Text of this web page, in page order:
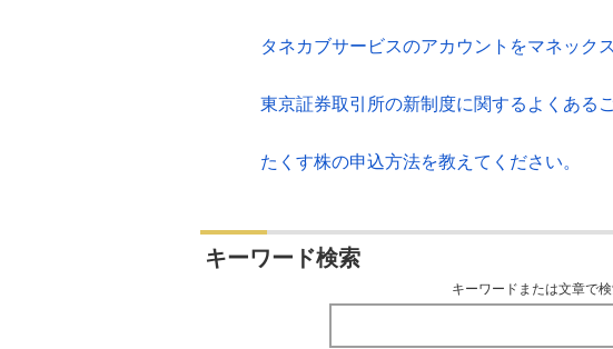
タネカブサービスのアカウントをマネック
東京証券取引所の新制度に関するよくある
たくす株の申込方法を教えてください。
キーワード検索
キーワードまたは文章で